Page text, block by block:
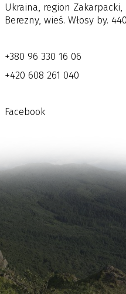
Ukraina, region
Berezny, wieś. Włosy by.
+380 96 330 16 06
+420 608 261 040
Facebook